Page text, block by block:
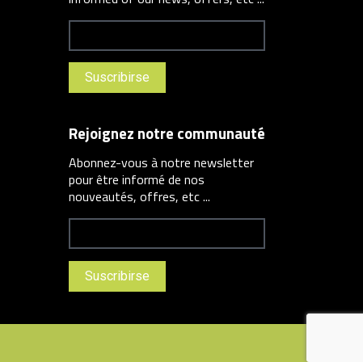
Rejoignez notre communauté
Abonnez-vous à notre newsletter
pour être informé de nos
nouveautés, offres, etc ...